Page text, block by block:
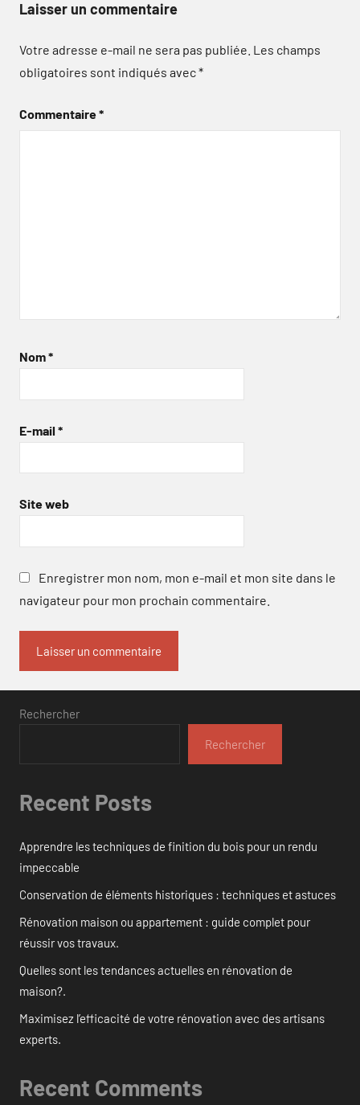
Laisser un commentaire
Votre adresse e-mail ne sera pas publiée. Les champs
obligatoires sont indiqués avec*
Commentaire*
Nom*
E-mail *
Site web
Enregistrer mon nom, mon e-mail et mon site dans le
navigateur pour mon prochain commentaire.
Rechercher
Rechercher
Recent Posts
Apprendre les techniques de finition du bois pour un rendu
impeccable
Conservation de éléments historiques : techniques et astuces
Rénovation maison ou appartement : guide complet pour
réussir vos travaux.
Quelles sont les tendances actuelles en rénovation de
maison?.
Maximisez l’efficacité de votre rénovation avec des artisans
experts.
Recent Comments